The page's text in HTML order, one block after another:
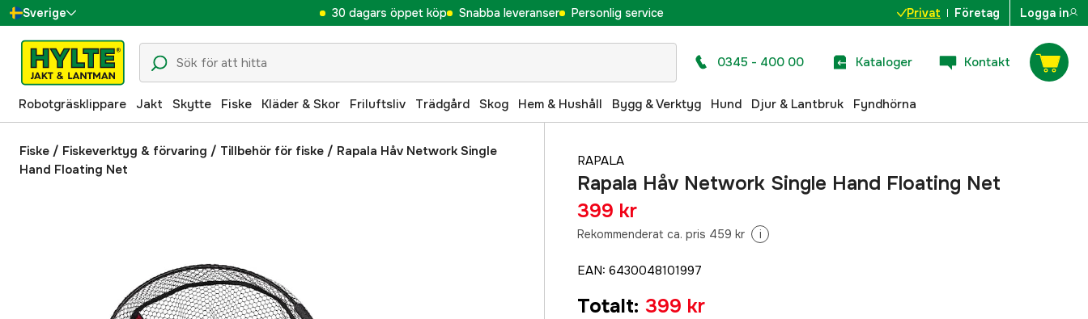
Sverige
Danmark
Suomi
Norge
Deutschland
30 dagars öppet köp Snabba leveranser Personlig service Privat Företag Logga in
0345 - 400 00 Kataloger Kontakt
Robotgräsklippare Jakt Skytte Fiske Kläder & Skor Friluftsliv Trädgård Skog Hem & Hushåll Bygg & Verktyg Hund Djur & Lantbruk Fyndhörna
Fiske / Fiskeverktyg & förvaring / Tillbehör för fiske / Rapala Håv Network Single
Hand Floating Net
RAPALA
Rapala Håv Network Single Hand Floating Net
399 kr
Rekommenderat ca. pris 459 kr i
EAN: 6430048101997
Totalt: 399 kr